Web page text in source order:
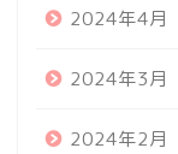
2024年4月
2024年3月
2024年2月